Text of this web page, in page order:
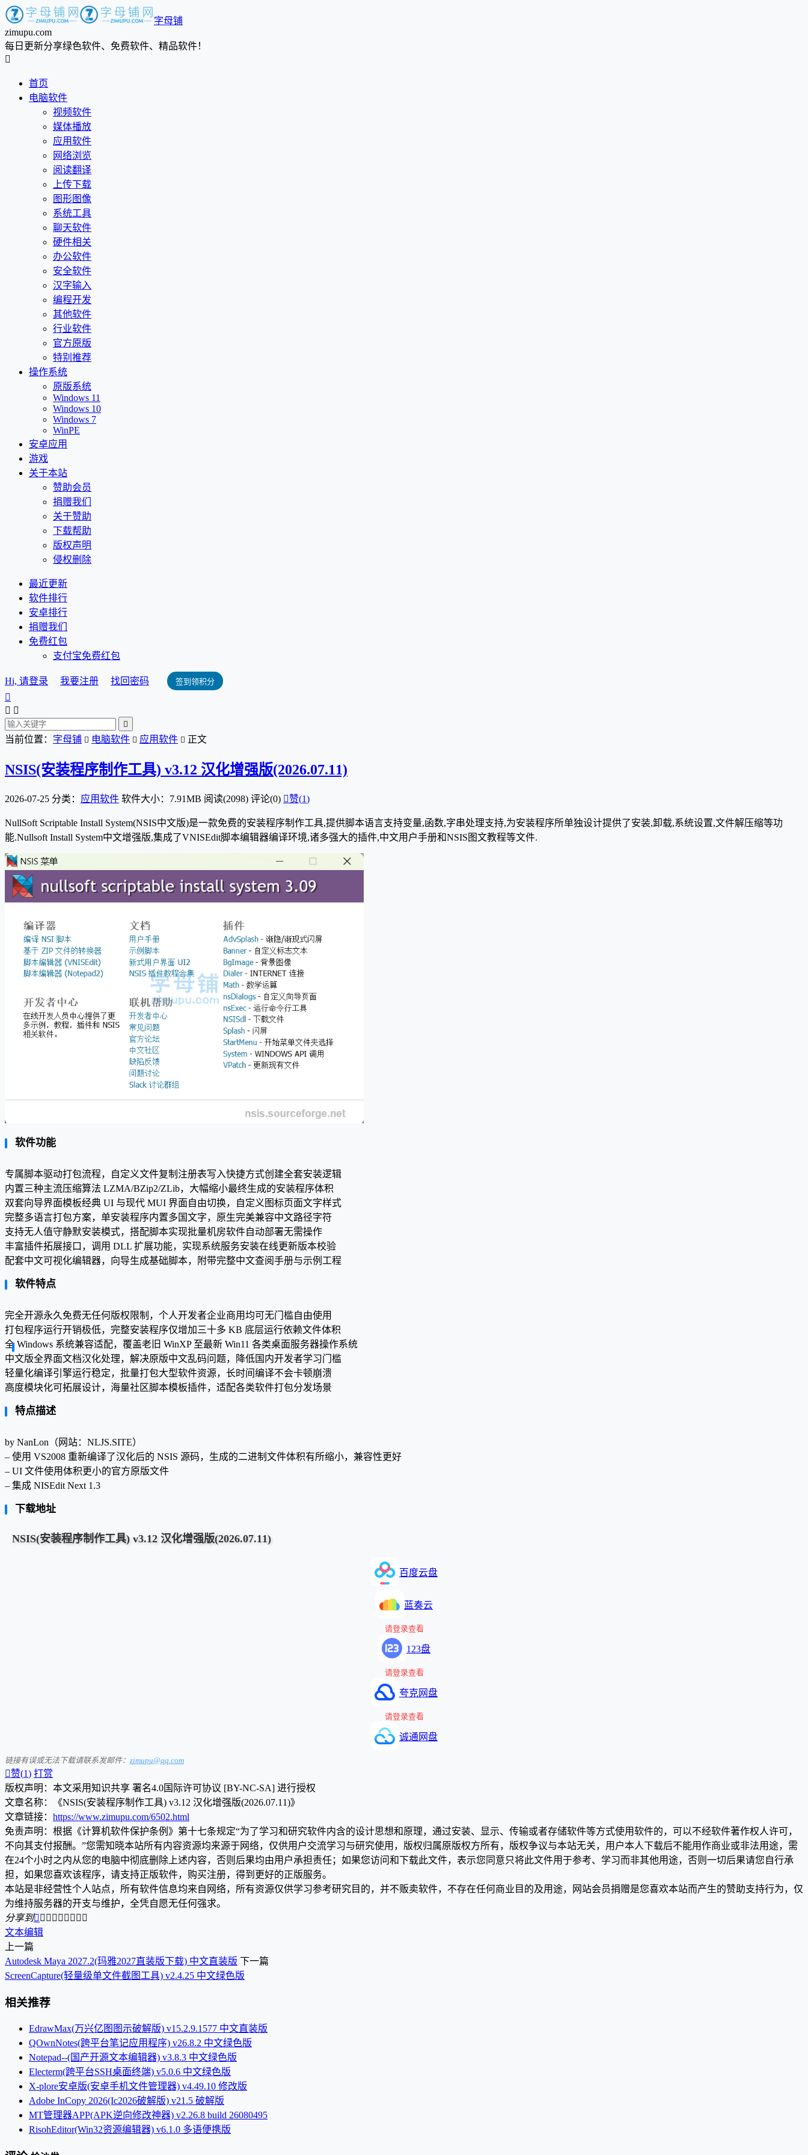
字母铺
zimupu.com
每日更新分享绿色软件、免费软件、精品软件！

首页
电脑软件
视频软件
媒体播放
应用软件
网络浏览
阅读翻译
上传下载
图形图像
系统工具
聊天软件
硬件相关
办公软件
安全软件
汉字输入
编程开发
其他软件
行业软件
官方原版
特别推荐
操作系统
原版系统
Windows 11
Windows 10
Windows 7
WinPE
安卓应用
游戏
关于本站
赞助会员
捐赠我们
关于赞助
下载帮助
版权声明
侵权删除
最近更新
软件排行
安卓排行
捐赠我们
免费红包
支付宝免费红包
Hi, 请登录 我要注册 找回密码 签到领积分

 

当前位置： 字母铺  电脑软件  应用软件  正文
NSIS(安装程序制作工具) v3.12 汉化增强版(2026.07.11)
2026-07-25 分类： 应用软件 软件大小：7.91MB 阅读(2098) 评论(0) 赞(1)
NullSoft Scriptable Install System(NSIS中文版)是一款免费的安装程序制作工具,提供脚本语言支持变量,函数,字串处理支持,为安装程序所单独设计提供了安装,卸载,系统设置,文件解压缩等功
能.Nullsoft Install System中文增强版,集成了VNISEdit脚本编辑器编译环境,诸多强大的插件,中文用户手册和NSIS图文教程等文件.
软件功能
专属脚本驱动打包流程，自定义文件复制注册表写入快捷方式创建全套安装逻辑
内置三种主流压缩算法 LZMA/BZip2/ZLib，大幅缩小最终生成的安装程序体积
双套向导界面模板经典 UI 与现代 MUI 界面自由切换，自定义图标页面文字样式
完整多语言打包方案，单安装程序内置多国文字，原生完美兼容中文路径字符
支持无人值守静默安装模式，搭配脚本实现批量机房软件自动部署无需操作
丰富插件拓展接口，调用 DLL 扩展功能，实现系统服务安装在线更新版本校验
配套中文可视化编辑器，向导生成基础脚本，附带完整中文查阅手册与示例工程
软件特点
完全开源永久免费无任何版权限制，个人开发者企业商用均可无门槛自由使用
打包程序运行开销极低，完整安装程序仅增加三十多 KB 底层运行依赖文件体积
全 Windows 系统兼容适配，覆盖老旧 WinXP 至最新 Win11 各类桌面服务器操作系统
中文版全界面文档汉化处理，解决原版中文乱码问题，降低国内开发者学习门槛
轻量化编译引擎运行稳定，批量打包大型软件资源，长时间编译不会卡顿崩溃
高度模块化可拓展设计，海量社区脚本模板插件，适配各类软件打包分发场景
特点描述
by NanLon（网站：NLJS.SITE）
– 使用 VS2008 重新编译了汉化后的 NSIS 源码，生成的二进制文件体积有所缩小，兼容性更好
– UI 文件使用体积更小的官方原版文件
– 集成 NISEdit Next 1.3
下载地址
NSIS(安装程序制作工具) v3.12 汉化增强版(2026.07.11)
百度云盘
蓝奏云
请登录查看
123盘
请登录查看
夸克网盘
请登录查看
诚通网盘
链接有误或无法下载请联系发邮件： zimupu@qq.com
赞(1) 打赏
版权声明：本文采用知识共享 署名4.0国际许可协议 [BY-NC-SA] 进行授权
文章名称：《NSIS(安装程序制作工具) v3.12 汉化增强版(2026.07.11)》
文章链接： https://www.zimupu.com/6502.html
免责声明：根据《计算机软件保护条例》第十七条规定“为了学习和研究软件内含的设计思想和原理，通过安装、显示、传输或者存储软件等方式使用软件的，可以不经软件著作权人许可，
不向其支付报酬。”您需知晓本站所有内容资源均来源于网络，仅供用户交流学习与研究使用，版权归属原版权方所有，版权争议与本站无关，用户本人下载后不能用作商业或非法用途，需
在24个小时之内从您的电脑中彻底删除上述内容，否则后果均由用户承担责任；如果您访问和下载此文件，表示您同意只将此文件用于参考、学习而非其他用途，否则一切后果请您自行承
担，如果您喜欢该程序，请支持正版软件，购买注册，得到更好的正版服务。
本站是非经营性个人站点，所有软件信息均来自网络，所有资源仅供学习参考研究目的，并不贩卖软件，不存在任何商业目的及用途，网站会员捐赠是您喜欢本站而产生的赞助支持行为，仅
为维持服务器的开支与维护，全凭自愿无任何强求。
分享到        
文本编辑
上一篇
Autodesk Maya 2027.2(玛雅2027直装版下载) 中文直装版 下一篇
ScreenCapture(轻量级单文件截图工具) v2.4.25 中文绿色版
相关推荐
EdrawMax(万兴亿图图示破解版) v15.2.9.1577 中文直装版
QOwnNotes(跨平台笔记应用程序) v26.8.2 中文绿色版
Notepad--(国产开源文本编辑器) v3.8.3 中文绿色版
Electerm(跨平台SSH桌面终端) v5.0.6 中文绿色版
X-plore安卓版(安卓手机文件管理器) v4.49.10 修改版
Adobe InCopy 2026(Ic2026破解版) v21.5 破解版
MT管理器APP(APK逆向修改神器) v2.26.8 build 26080495
RisohEditor(Win32资源编辑器) v6.1.0 多语便携版